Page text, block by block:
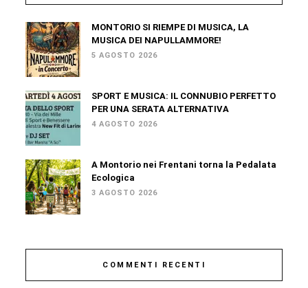
MONTORIO SI RIEMPE DI MUSICA, LA
MUSICA DEI NAPULLAMMORE!
5 AGOSTO 2026
SPORT E MUSICA: IL CONNUBIO PERFETTO
PER UNA SERATA ALTERNATIVA
4 AGOSTO 2026
A Montorio nei Frentani torna la Pedalata
Ecologica
3 AGOSTO 2026
COMMENTI RECENTI